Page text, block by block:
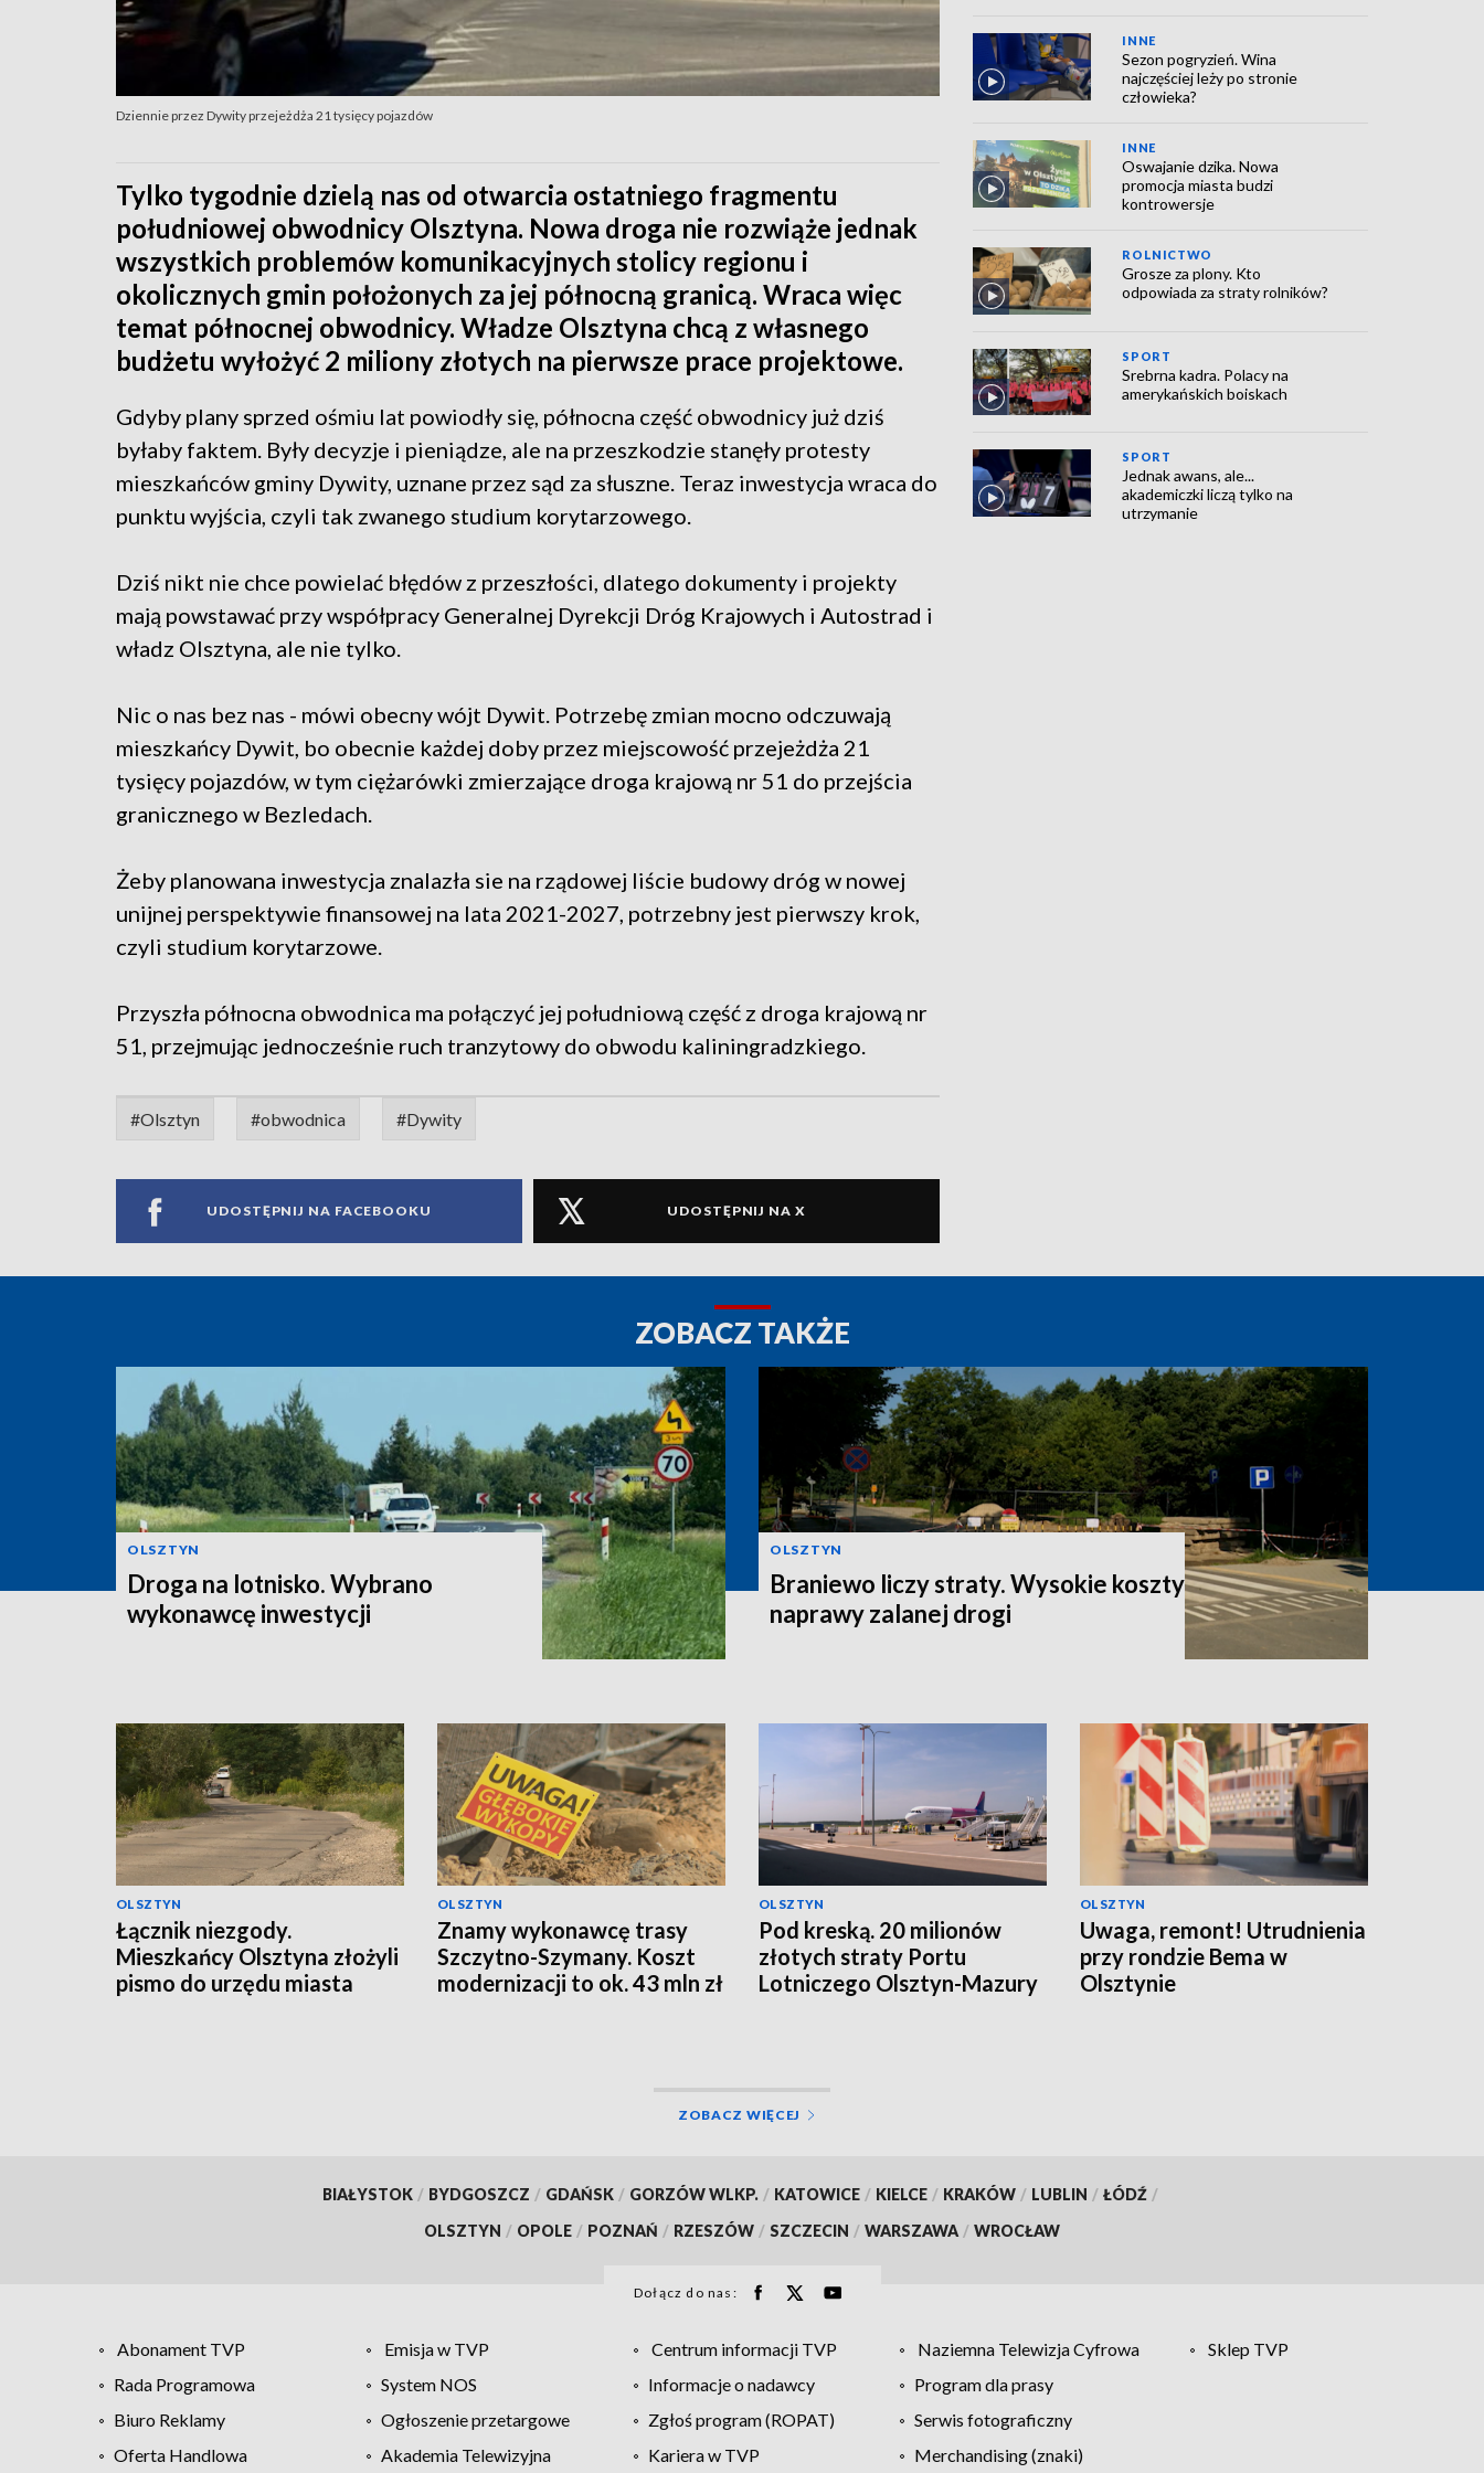
Dziennie przez Dywity przejeżdża 21 tysięcy pojazdów
Tylko tygodnie dzielą nas od otwarcia ostatniego fragmentu
południowej obwodnicy Olsztyna. Nowa droga nie rozwiąże jednak
wszystkich problemów komunikacyjnych stolicy regionu i
okolicznych gmin położonych za jej północną granicą. Wraca więc
temat północnej obwodnicy. Władze Olsztyna chcą z własnego
budżetu wyłożyć 2 miliony złotych na pierwsze prace projektowe.
Gdyby plany sprzed ośmiu lat powiodły się, północna część obwodnicy już dziś
byłaby faktem. Były decyzje i pieniądze, ale na przeszkodzie stanęły protesty
mieszkańców gminy Dywity, uznane przez sąd za słuszne. Teraz inwestycja wraca do
punktu wyjścia, czyli tak zwanego studium korytarzowego.
Dziś nikt nie chce powielać błędów z przeszłości, dlatego dokumenty i projekty
mają powstawać przy współpracy Generalnej Dyrekcji Dróg Krajowych i Autostrad i
władz Olsztyna, ale nie tylko.
Nic o nas bez nas - mówi obecny wójt Dywit. Potrzebę zmian mocno odczuwają
mieszkańcy Dywit, bo obecnie każdej doby przez miejscowość przejeżdża 21
tysięcy pojazdów, w tym ciężarówki zmierzające droga krajową nr 51 do przejścia
granicznego w Bezledach.
Żeby planowana inwestycja znalazła sie na rządowej liście budowy dróg w nowej
unijnej perspektywie finansowej na lata 2021-2027, potrzebny jest pierwszy krok,
czyli studium korytarzowe.
Przyszła północna obwodnica ma połączyć jej południową część z droga krajową nr
51, przejmując jednocześnie ruch tranzytowy do obwodu kaliningradzkiego.
#Olsztyn #obwodnica #Dywity
UDOSTĘPNIJ NA FACEBOOKU UDOSTĘPNIJ NA X
INNE
Sezon pogryzień. Wina
najczęściej leży po stronie
człowieka?
INNE
Oswajanie dzika. Nowa
promocja miasta budzi
kontrowersje
ROLNICTWO
Grosze za plony. Kto
odpowiada za straty rolników?
SPORT
Srebrna kadra. Polacy na
amerykańskich boiskach
SPORT
Jednak awans, ale...
akademiczki liczą tylko na
utrzymanie
ZOBACZ TAKŻE
OLSZTYN
Droga na lotnisko. Wybrano
wykonawcę inwestycji
OLSZTYN
Braniewo liczy straty. Wysokie koszty
naprawy zalanej drogi
OLSZTYN
Łącznik niezgody.
Mieszkańcy Olsztyna złożyli
pismo do urzędu miasta
OLSZTYN
Znamy wykonawcę trasy
Szczytno-Szymany. Koszt
modernizacji to ok. 43 mln zł
OLSZTYN
Pod kreską. 20 milionów
złotych straty Portu
Lotniczego Olsztyn-Mazury
OLSZTYN
Uwaga, remont! Utrudnienia
przy rondzie Bema w
Olsztynie
ZOBACZ WIĘCEJ
BIAŁYSTOK / BYDGOSZCZ / GDAŃSK / GORZÓW WLKP. / KATOWICE / KIELCE / KRAKÓW / LUBLIN / ŁÓDŹ /
OLSZTYN / OPOLE / POZNAŃ / RZESZÓW / SZCZECIN / WARSZAWA / WROCŁAW
Dołącz do nas:
Abonament TVP Emisja w TVP Centrum informacji TVP Naziemna Telewizja Cyfrowa
Sklep TVP
Rada Programowa
System NOS Informacje o nadawcy
Program dla prasy
Biuro Reklamy
Ogłoszenie przetargowe Zgłoś program (ROPAT)
Serwis fotograficzny
Oferta Handlowa
Akademia Telewizyjna Kariera w TVP Merchandising (znaki)